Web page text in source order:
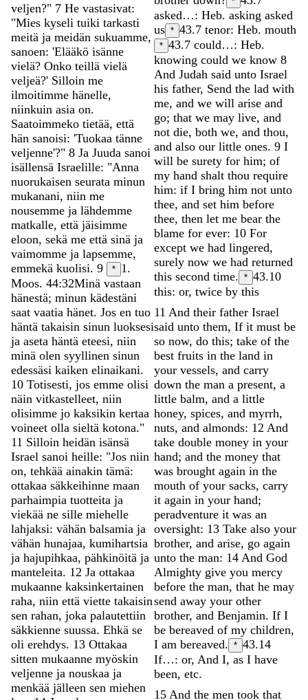
veljen?" 7 He vastasivat:
"Mies kyseli tuiki tarkasti
meitä ja meidän sukuamme,
sanoen: 'Elääkö isänne
vielä? Onko teillä vielä
veljeä?' Silloin me
ilmoitimme hänelle,
niinkuin asia on.
Saatoimmeko tietää, että
hän sanoisi: 'Tuokaa tänne
veljenne'?" 8 Ja Juuda sanoi
isällensä Israelille: "Anna
nuorukaisen seurata minun
mukanani, niin me
nousemme ja lähdemme
matkalle, että jäisimme
eloon, sekä me että sinä ja
vaimomme ja lapsemme,
emmekä kuolisi. 9 * 1.
Moos. 44:32Minä vastaan
hänestä; minun kädestäni
saat vaatia hänet. Jos en tuo
häntä takaisin sinun luoksesi
ja aseta häntä eteesi, niin
minä olen syyllinen sinun
edessäsi kaiken elinaikani.
10 Totisesti, jos emme olisi
näin vitkastelleet, niin
olisimme jo kaksikin kertaa
voineet olla sieltä kotona."
11 Silloin heidän isänsä
Israel sanoi heille: "Jos niin
on, tehkää ainakin tämä:
ottakaa säkkeihinne maan
parhaimpia tuotteita ja
viekää ne sille miehelle
lahjaksi: vähän balsamia ja
vähän hunajaa, kumihartsia
ja hajupihkaa, pähkinöitä ja
manteleita. 12 Ja ottakaa
mukaanne kaksinkertainen
raha, niin että viette takaisin
sen rahan, joka palautettiin
säkkienne suussa. Ehkä se
oli erehdys. 13 Ottakaa
sitten mukaanne myöskin
veljenne ja nouskaa ja
menkää jälleen sen miehen
asked…: Heb. asking asked
us * 43.7 tenor: Heb. mouth
* 43.7 could…: Heb.
knowing could we know 8
And Judah said unto Israel
his father, Send the lad with
me, and we will arise and
go; that we may live, and
not die, both we, and thou,
and also our little ones. 9 I
will be surety for him; of
my hand shalt thou require
him: if I bring him not unto
thee, and set him before
thee, then let me bear the
blame for ever: 10 For
except we had lingered,
surely now we had returned
this second time. * 43.10
this: or, twice by this
11 And their father Israel
said unto them, If it must be
so now, do this; take of the
best fruits in the land in
your vessels, and carry
down the man a present, a
little balm, and a little
honey, spices, and myrrh,
nuts, and almonds: 12 And
take double money in your
hand; and the money that
was brought again in the
mouth of your sacks, carry
it again in your hand;
peradventure it was an
oversight: 13 Take also your
brother, and arise, go again
unto the man: 14 And God
Almighty give you mercy
before the man, that he may
send away your other
brother, and Benjamin. If I
be bereaved of my children,
I am bereaved. * 43.14
If…: or, And I, as I have
been, etc.
15 And the men took that